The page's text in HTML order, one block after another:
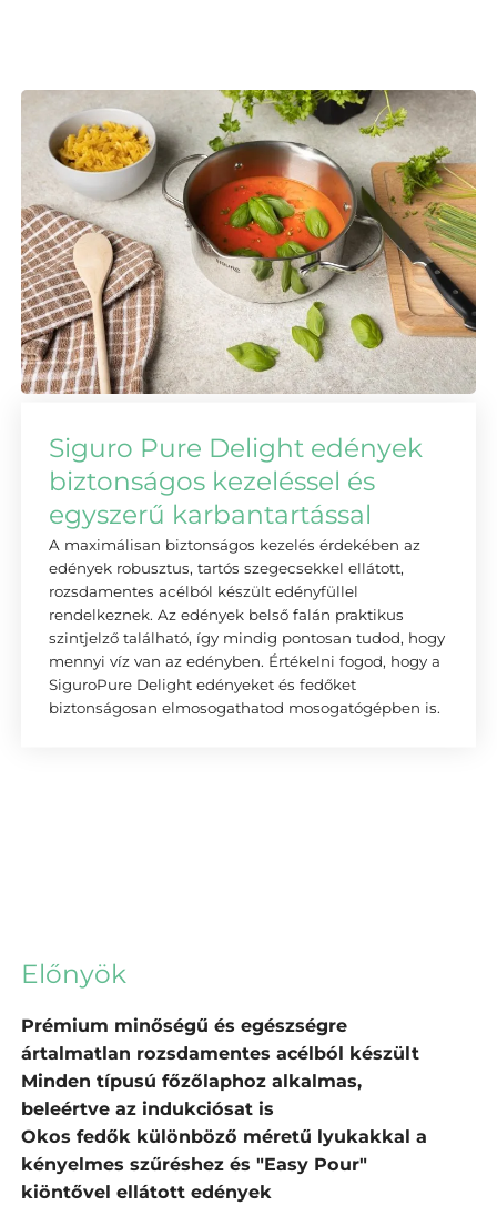
Siguro Pure Delight edények
biztonságos kezeléssel és
egyszerű karbantartással
A maximálisan biztonságos kezelés érdekében az
edények robusztus, tartós szegecsekkel ellátott,
rozsdamentes acélból készült edényfüllel
rendelkeznek. Az edények belső falán praktikus
szintjelző található, így mindig pontosan tudod, hogy
mennyi víz van az edényben. Értékelni fogod, hogy a
SiguroPure Delight edényeket és fedőket
biztonságosan elmosogathatod mosogatógépben is.
Előnyök
Prémium minőségű és egészségre
ártalmatlan rozsdamentes acélból készült
Minden típusú főzőlaphoz alkalmas,
beleértve az indukciósat is
Okos fedők különböző méretű lyukakkal a
kényelmes szűréshez és "Easy Pour"
kiöntővel ellátott edények